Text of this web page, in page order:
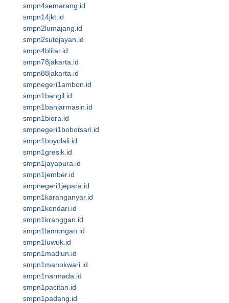
smpn4semarang.id
smpn14jkt.id
smpn2lumajang.id
smpn2sutojayan.id
smpn4blitar.id
smpn78jakarta.id
smpn88jakarta.id
smpnegeri1ambon.id
smpn1bangil.id
smpn1banjarmasin.id
smpn1biora.id
smpnegeri1bobotsari.id
smpn1boyolali.id
smpn1gresik.id
smpn1jayapura.id
smpn1jember.id
smpnegeri1jepara.id
smpn1karanganyar.id
smpn1kendari.id
smpn1kranggan.id
smpn1lamongan.id
smpn1luwuk.id
smpn1madiun.id
smpn1manokwari.id
smpn1narmada.id
smpn1pacitan.id
smpn1padang.id